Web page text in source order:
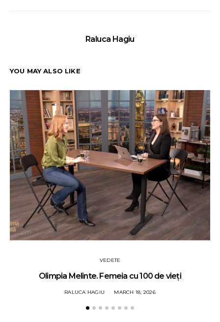
Raluca Hagiu
YOU MAY ALSO LIKE
VEDETE
Olimpia Melinte. Femeia cu 100 de vieți
RALUCA HAGIU MARCH 18, 2026